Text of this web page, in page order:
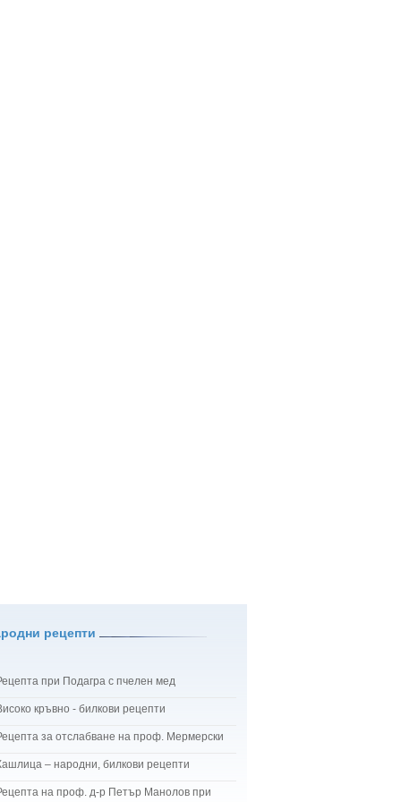
рецепти
при Подагра с пчелен мед
кръвно - билкови рецепти
за отслабване на проф. Мермерски
– народни, билкови рецепти
на проф. д-р Петър Манолов при